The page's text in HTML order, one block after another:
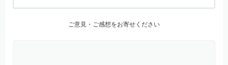
ご意見・ご感想をお寄せください